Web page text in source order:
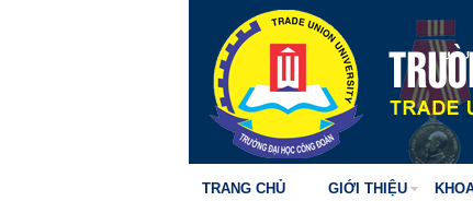
TRANG CHỦ GIỚI THIỆU